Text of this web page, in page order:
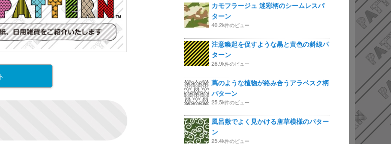
カモフラージュ 迷彩柄のシームレスパ
ターン
40.2k件のビュー
注意喚起を促すような黒と黄色の斜線パ
ターン
26.9k件のビュー
蔦のような植物が絡み合うアラベスク柄
パターン
25.5k件のビュー
風呂敷でよく見かける唐草模様のパター
ン
25.4k件のビュー